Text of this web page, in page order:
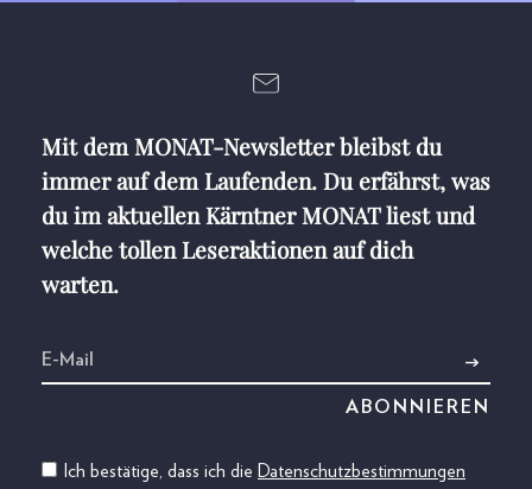
Mit dem MONAT-Newsletter bleibst du
immer auf dem Laufenden. Du erfährst, was
du im aktuellen Kärntner MONAT liest und
welche tollen Leseraktionen auf dich
warten.
Ich bestätige, dass ich die Datenschutzbestimmungen